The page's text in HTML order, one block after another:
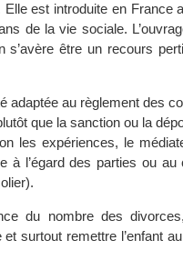
est introduite en France
de la vie sociale.
être un recours
adaptée au règlement des
que la sanction ou la
les expériences, le
à l’égard des parties ou au
du nombre des
surtout remettre l’enfant